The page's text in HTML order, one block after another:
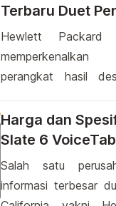
Terbaru Duet
Hewlett Packard
perangkat hasil
Perangkat ini
tablet terbaru yang
Tablet hasil besutan
asal negara
Harga dan
Slate 6
Salah satu
informasi terbesar